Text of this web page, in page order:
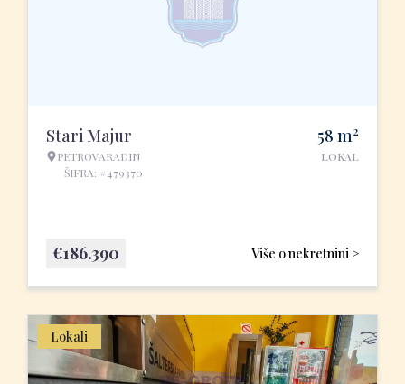
Stari Majur
PETROVARADIN
ŠIFRA: #479370
58 m2
LOKAL
Više o nekretnini >
€186.390
Lokali